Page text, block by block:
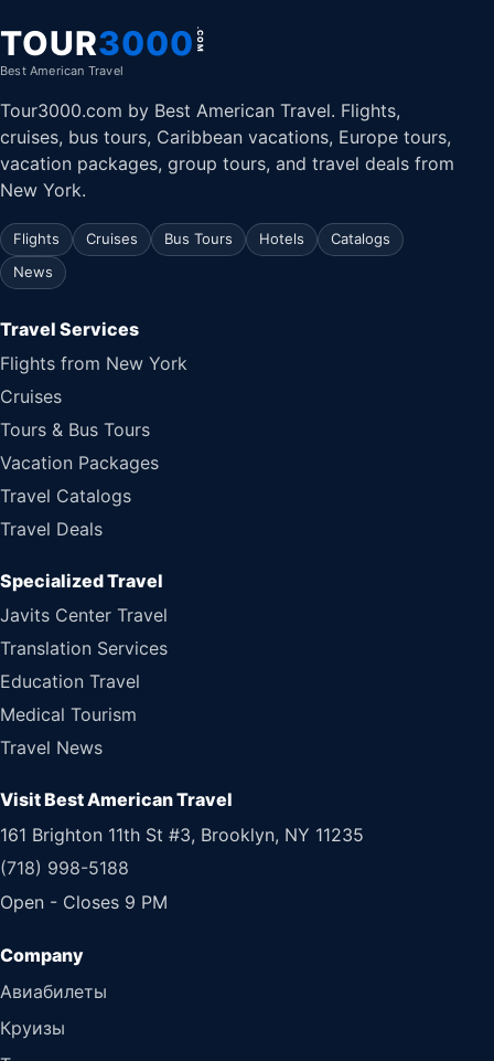
TOUR3000 .COM
Best American Travel
Tour3000.com by Best American Travel. Flights,
cruises, bus tours, Caribbean vacations, Europe tours,
vacation packages, group tours, and travel deals from
New York.
Flights Cruises Bus Tours Hotels
Catalogs
News
Travel Services
Flights from New York
Cruises
Tours & Bus Tours
Vacation Packages
Travel Catalogs
Travel Deals
Specialized Travel
Javits Center Travel
Translation Services
Education Travel
Medical Tourism
Travel News
Visit Best American Travel
161 Brighton 11th St #3, Brooklyn, NY 11235
(718) 998-5188
Open - Closes 9 PM
Авиабилеты
Круизы